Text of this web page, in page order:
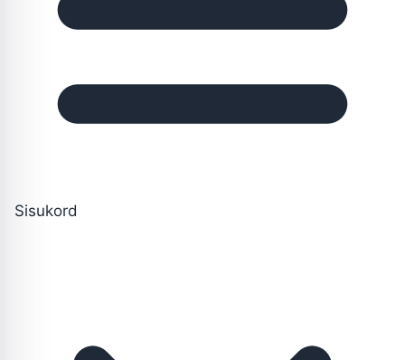
Sisukord